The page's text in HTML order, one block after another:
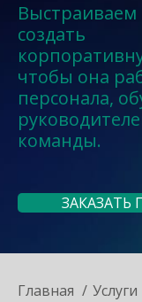
Выстраиваем
создать
чтобы она
персонала,
команды.
ЗАКАЗАТЬ
Главная Услуги